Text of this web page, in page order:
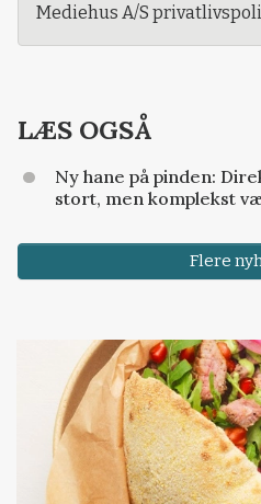
Mediehus A/S
LÆS OGSÅ
Ny hane på pinden:
stort, men komplekst
Flere